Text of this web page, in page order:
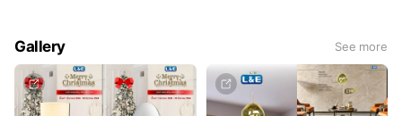
Gallery See more